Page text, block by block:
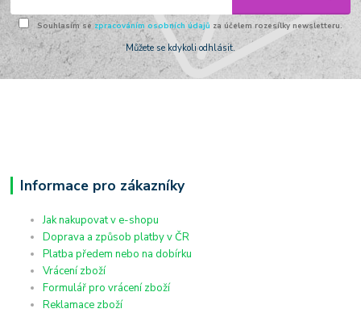
Souhlasím se zpracováním osobních údajů za účelem rozesílky newsletteru.
Můžete se kdykoli odhlásit.
Informace pro zákazníky
Jak nakupovat v e-shopu
Doprava a způsob platby v ČR
Platba předem nebo na dobírku
Vrácení zboží
Formulář pro vrácení zboží
Reklamace zboží